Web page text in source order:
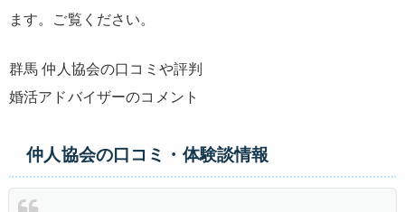
ます。ご覧ください。
群馬 仲人協会の口コミや評判
婚活アドバイザーのコメント
仲人協会の口コミ・体験談情報